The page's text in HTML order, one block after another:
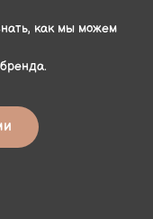
как мы можем